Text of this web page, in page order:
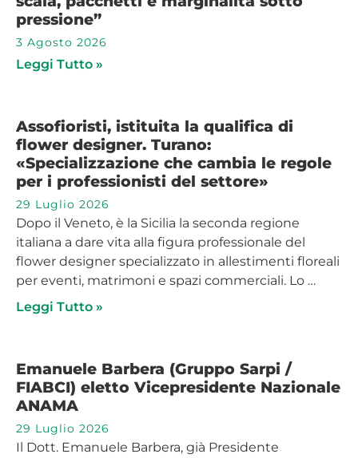
pressione”
3 Agosto 2026
Leggi Tutto »
Assofioristi, istituita la qualifica di
flower designer. Turano:
«Specializzazione che cambia le regole
per i professionisti del settore»
29 Luglio 2026
Dopo il Veneto, è la Sicilia la seconda regione
italiana a dare vita alla figura professionale del
flower designer specializzato in allestimenti floreali
per eventi, matrimoni e spazi commerciali. Lo …
Leggi Tutto »
Emanuele Barbera (Gruppo Sarpi /
FIABCI) eletto Vicepresidente Nazionale
ANAMA
29 Luglio 2026
Il Dott. Emanuele Barbera, già Presidente